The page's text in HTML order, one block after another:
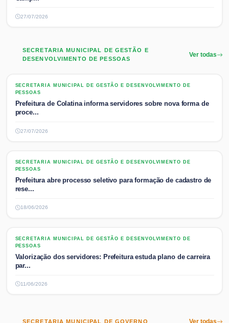
27/07/2026
SECRETARIA MUNICIPAL DE GESTÃO E
DESENVOLVIMENTO DE PESSOAS
Ver todas
SECRETARIA MUNICIPAL DE GESTÃO E DESENVOLVIMENTO DE PESSOAS
SECRETARIA MUNICIPAL DE GESTÃO E DESENVOLVIMENTO DE
PESSOAS
Prefeitura de Colatina informa servidores sobre nova forma de
proce...
27/07/2026
SECRETARIA MUNICIPAL DE GESTÃO E DESENVOLVIMENTO DE PESSOAS
SECRETARIA MUNICIPAL DE GESTÃO E DESENVOLVIMENTO DE
PESSOAS
Prefeitura abre processo seletivo para formação de cadastro de
rese...
18/06/2026
SECRETARIA MUNICIPAL DE GESTÃO E DESENVOLVIMENTO DE PESSOAS
SECRETARIA MUNICIPAL DE GESTÃO E DESENVOLVIMENTO DE
PESSOAS
Valorização dos servidores: Prefeitura estuda plano de carreira
par...
11/06/2026
SECRETARIA MUNICIPAL DE GOVERNO Ver todas